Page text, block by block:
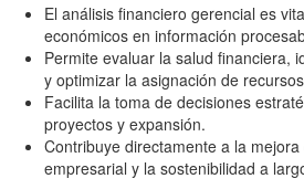
El análisis financiero gerencial es
económicos en información
Permite evaluar la salud financiera,
y optimizar la asignación de
Facilita la toma de decisiones
proyectos y expansión.
Contribuye directamente a la
empresarial y la sostenibilidad a